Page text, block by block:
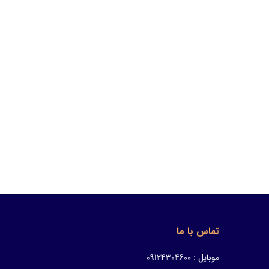
تماس با ما
موبایل : 09124304600